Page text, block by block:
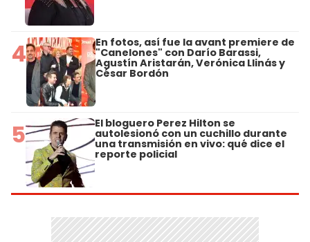
4 En fotos, así fue la avant premiere de
"Canelones" con Darío Barassi,
Agustín Aristarán, Verónica Llinás y
César Bordón
5 El bloguero Perez Hilton se
autolesionó con un cuchillo durante
una transmisión en vivo: qué dice el
reporte policial